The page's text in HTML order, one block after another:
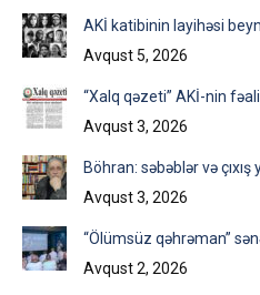
AKİ katibinin layihəsi
Avqust 5, 2026
“Xalq qəzeti” AKİ-nin
Avqust 3, 2026
Böhran: səbəblər və çıxış
Avqust 3, 2026
“Ölümsüz qəhrəman”
Avqust 2, 2026